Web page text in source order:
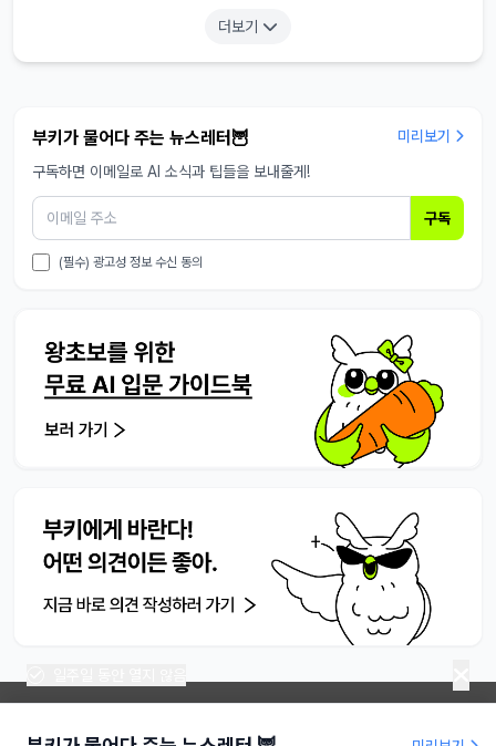
더보기
부키가 물어다 주는 뉴스레터🦉
미리보기
구독하면 이메일로 AI 소식과 팁들을 보내줄게!
구독
(필수) 광고성 정보 수신 동의